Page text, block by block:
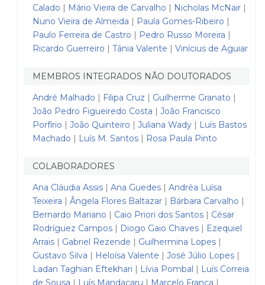
Calado | Mário Vieira de Carvalho | Nicholas McNair |
Nuno Vieira de Almeida | Paula Gomes-Ribeiro |
Paulo Ferreira de Castro | Pedro Russo Moreira |
Ricardo Guerreiro | Tânia Valente | Vinícius de Aguiar
MEMBROS INTEGRADOS NÃO DOUTORADOS
André Malhado | Filipa Cruz | Guilherme Granato |
João Pedro Figueiredo Costa | João Francisco
Porfírio | João Quinteiro | Juliana Wady | Luís Bastos
Machado | Luís M. Santos | Rosa Paula Pinto
COLABORADORES
Ana Cláudia Assis | Ana Guedes | Andréa Luísa
Teixeira | Ângela Flores Baltazar | Bárbara Carvalho |
Bernardo Mariano | Caio Priori dos Santos | César
Rodríguez Campos | Diogo Gaio Chaves | Ezequiel
Arrais | Gabriel Rezende | Guilhermina Lopes |
Gustavo Silva | Heloísa Valente | José Júlio Lopes |
Ladan Taghian Eftekhari | Lívia Pombal | Luís Correia
de Sousa | Luís Mandacaru | Marcelo Franca |